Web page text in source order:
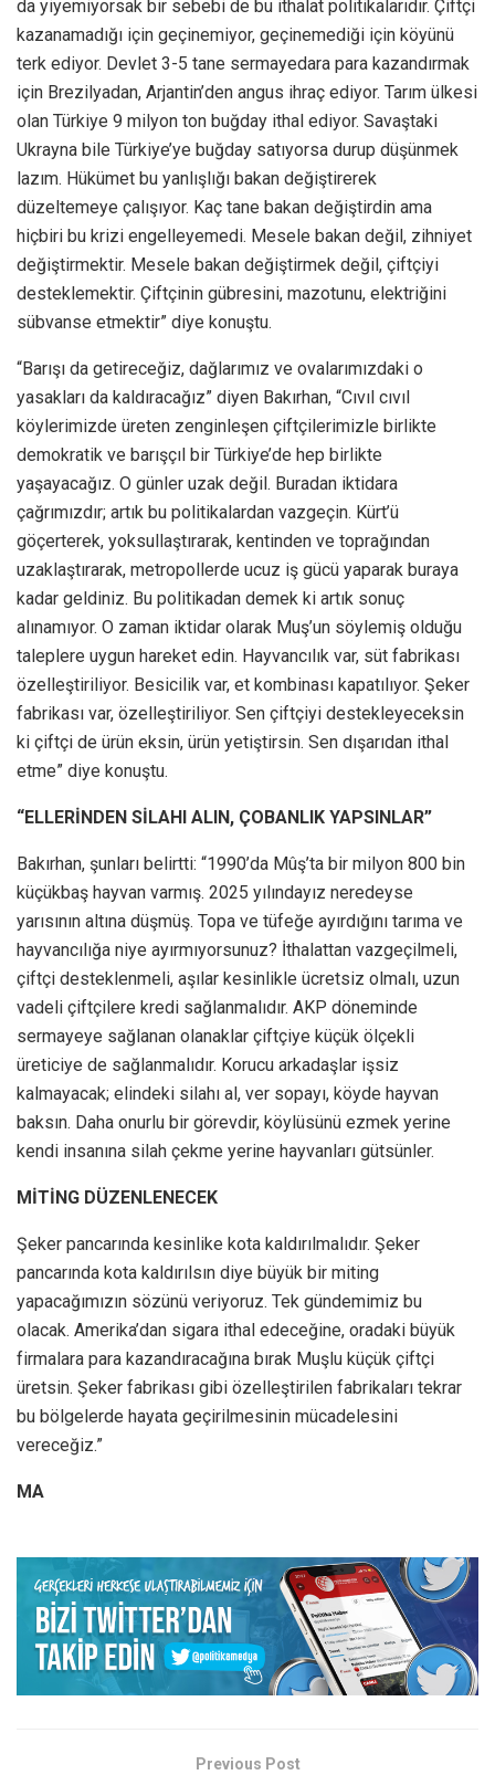
da yiyemiyorsak bir sebebi de bu ithalat politikalarıdır. Çiftçi
kazanamadığı için geçinemiyor, geçinemediği için köyünü
terk ediyor. Devlet 3-5 tane sermayedara para kazandırmak
için Brezilyadan, Arjantin’den angus ihraç ediyor. Tarım ülkesi
olan Türkiye 9 milyon ton buğday ithal ediyor. Savaştaki
Ukrayna bile Türkiye’ye buğday satıyorsa durup düşünmek
lazım. Hükümet bu yanlışlığı bakan değiştirerek
düzeltemeye çalışıyor. Kaç tane bakan değiştirdin ama
hiçbiri bu krizi engelleyemedi. Mesele bakan değil, zihniyet
değiştirmektir. Mesele bakan değiştirmek değil, çiftçiyi
desteklemektir. Çiftçinin gübresini, mazotunu, elektriğini
sübvanse etmektir” diye konuştu.
“Barışı da getireceğiz, dağlarımız ve ovalarımızdaki o
yasakları da kaldıracağız” diyen Bakırhan, “Cıvıl cıvıl
köylerimizde üreten zenginleşen çiftçilerimizle birlikte
demokratik ve barışçıl bir Türkiye’de hep birlikte
yaşayacağız. O günler uzak değil. Buradan iktidara
çağrımızdır; artık bu politikalardan vazgeçin. Kürt’ü
göçerterek, yoksullaştırarak, kentinden ve toprağından
uzaklaştırarak, metropollerde ucuz iş gücü yaparak buraya
kadar geldiniz. Bu politikadan demek ki artık sonuç
alınamıyor. O zaman iktidar olarak Muş’un söylemiş olduğu
taleplere uygun hareket edin. Hayvancılık var, süt fabrikası
özelleştiriliyor. Besicilik var, et kombinası kapatılıyor. Şeker
fabrikası var, özelleştiriliyor. Sen çiftçiyi destekleyeceksin
ki çiftçi de ürün eksin, ürün yetiştirsin. Sen dışarıdan ithal
etme” diye konuştu.
“ELLERİNDEN SİLAHI ALIN, ÇOBANLIK YAPSINLAR”
Bakırhan, şunları belirtti: “1990’da Mûş’ta bir milyon 800 bin
küçükbaş hayvan varmış. 2025 yılındayız neredeyse
yarısının altına düşmüş. Topa ve tüfeğe ayırdığını tarıma ve
hayvancılığa niye ayırmıyorsunuz? İthalattan vazgeçilmeli,
çiftçi desteklenmeli, aşılar kesinlikle ücretsiz olmalı, uzun
vadeli çiftçilere kredi sağlanmalıdır. AKP döneminde
sermayeye sağlanan olanaklar çiftçiye küçük ölçekli
üreticiye de sağlanmalıdır. Korucu arkadaşlar işsiz
kalmayacak; elindeki silahı al, ver sopayı, köyde hayvan
baksın. Daha onurlu bir görevdir, köylüsünü ezmek yerine
kendi insanına silah çekme yerine hayvanları gütsünler.
MİTİNG DÜZENLENECEK
Şeker pancarında kesinlike kota kaldırılmalıdır. Şeker
pancarında kota kaldırılsın diye büyük bir miting
yapacağımızın sözünü veriyoruz. Tek gündemimiz bu
olacak. Amerika’dan sigara ithal edeceğine, oradaki büyük
firmalara para kazandıracağına bırak Muşlu küçük çiftçi
üretsin. Şeker fabrikası gibi özelleştirilen fabrikaları tekrar
bu bölgelerde hayata geçirilmesinin mücadelesini
vereceğiz.”
MA
Previous Post